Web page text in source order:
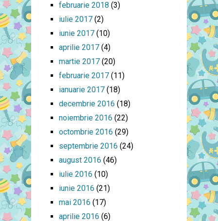
februarie 2018 (3)
iulie 2017(2)
iunie 2017(10)
aprilie 2017(4)
martie 2017(20)
februarie 2017(11)
ianuarie 2017(18)
decembrie 2016 (18)
noiembrie 2016 (22)
octombrie 2016 (29)
septembrie 2016 (24)
august 2016 (46)
iulie 2016 (10)
iunie 2016 (21)
mai 2016 (17)
aprilie 2016 (6)